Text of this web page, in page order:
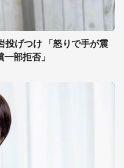
げつけ 「怒りで手が震
部拒否」